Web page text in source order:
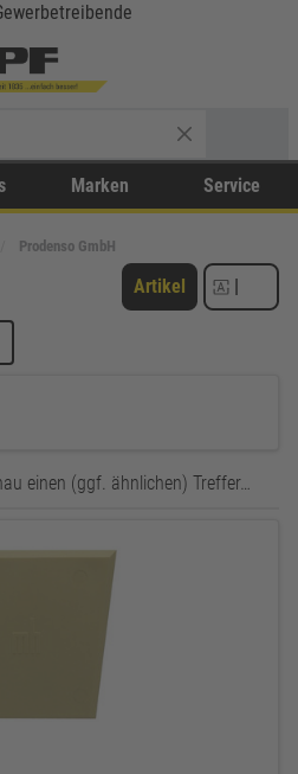
Marken Service
Prodenso GmbH
Artikel |
einen (ggf. ähnlichen) Treffer…